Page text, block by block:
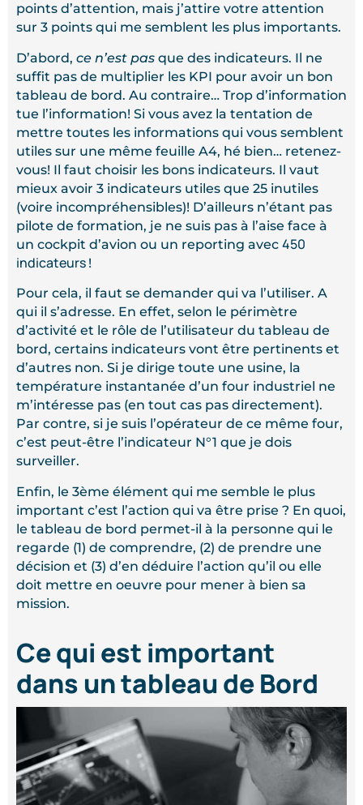
points d’attention, mais j’attire votre attention
sur 3 points qui me semblent les plus importants.
D’abord, ce n’est pas que des indicateurs. Il ne
suffit pas de multiplier les KPI pour avoir un bon
tableau de bord. Au contraire… Trop d’information
tue l’information! Si vous avez la tentation de
mettre toutes les informations qui vous semblent
utiles sur une même feuille A4, hé bien… retenez-
vous! Il faut choisir les bons indicateurs. Il vaut
mieux avoir 3 indicateurs utiles que 25 inutiles
(voire incompréhensibles)! D’ailleurs n’étant pas
pilote de formation, je ne suis pas à l’aise face à
un cockpit d’avion ou un reporting avec 450
indicateurs !
Pour cela, il faut se demander qui va l’utiliser. A
qui il s’adresse. En effet, selon le périmètre
d’activité et le rôle de l’utilisateur du tableau de
bord, certains indicateurs vont être pertinents et
d’autres non. Si je dirige toute une usine, la
température instantanée d’un four industriel ne
m’intéresse pas (en tout cas pas directement).
Par contre, si je suis l’opérateur de ce même four,
c’est peut-être l’indicateur N°1 que je dois
surveiller.
Enfin, le 3ème élément qui me semble le plus
important c’est l’action qui va être prise ? En quoi,
le tableau de bord permet-il à la personne qui le
regarde (1) de comprendre, (2) de prendre une
décision et (3) d’en déduire l’action qu’il ou elle
doit mettre en oeuvre pour mener à bien sa
mission.
Ce qui est important
dans un tableau de Bord